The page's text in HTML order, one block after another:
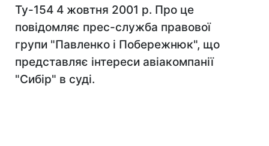
Ту-154 4 жовтня 2001 р. Про це
повідомляє прес-служба правової
групи "Павленко і Побережнюк", що
представляє інтереси авіакомпанії
"Сибір" в суді.